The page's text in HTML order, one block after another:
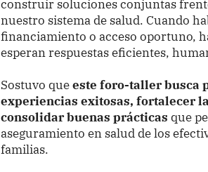
construir soluciones conjuntas
nuestro sistema de salud. Cuando
financiamiento o acceso oportuno,
esperan respuestas eficientes,
Sostuvo queeste foro-taller busca
experiencias exitosas, fortalecer
consolidar buenas prácticas que
aseguramiento en salud de los
familias.